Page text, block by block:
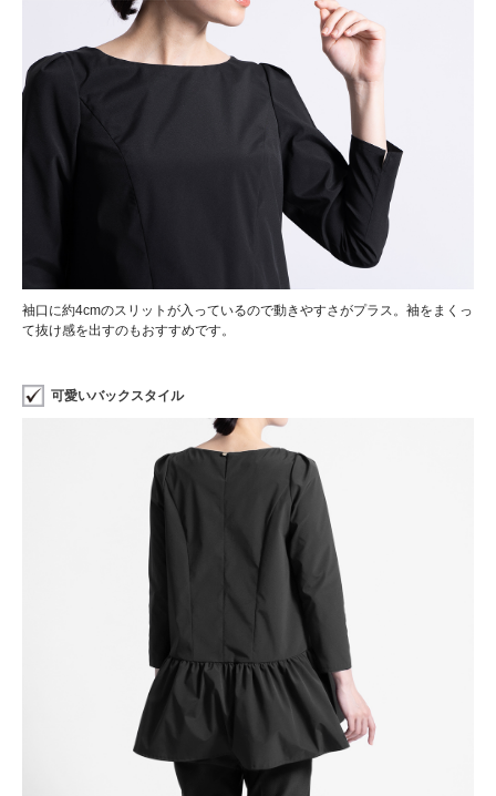
袖口に約4cmのスリットが入っているので動きやすさがプラス。袖をまくっ
て抜け感を出すのもおすすめです。
可愛いバックスタイル